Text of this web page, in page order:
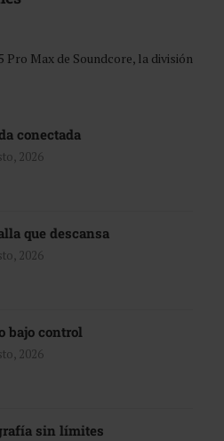
Max de Soundcore, la división
conectada
2026
que descansa
2026
bajo control
2026
sin límites